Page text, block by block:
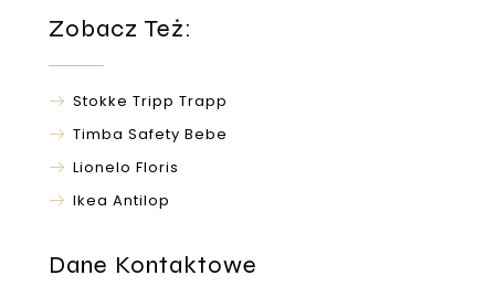
Zobacz Też:
Stokke Tripp Trapp
Timba Safety Bebe
Lionelo Floris
Ikea Antilop
Dane Kontaktowe